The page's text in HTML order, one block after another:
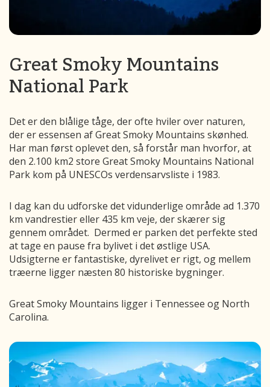
Great Smoky Mountains
National Park
Det er den blålige tåge, der ofte hviler over naturen,
der er essensen af Great Smoky Mountains skønhed.
Har man først oplevet den, så forstår man hvorfor, at
den 2.100 km2 store Great Smoky Mountains National
Park kom på UNESCOs verdensarvsliste i 1983.
I dag kan du udforske det vidunderlige område ad 1.370
km vandrestier eller 435 km veje, der skærer sig
gennem området. Dermed er parken det perfekte sted
at tage en pause fra bylivet i det østlige USA.
Udsigterne er fantastiske, dyrelivet er rigt, og mellem
træerne ligger næsten 80 historiske bygninger.
Great Smoky Mountains ligger i Tennessee og North
Carolina.